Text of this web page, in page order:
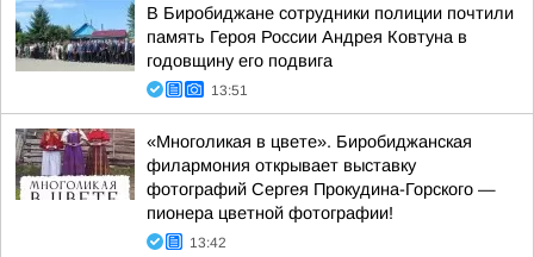
В Биробиджане сотрудники полиции почтили
память Героя России Андрея Ковтуна в
годовщину его подвига
13:51
«Многоликая в цвете». Биробиджанская
филармония открывает выставку
фотографий Сергея Прокудина-Горского —
пионера цветной фотографии!
13:42